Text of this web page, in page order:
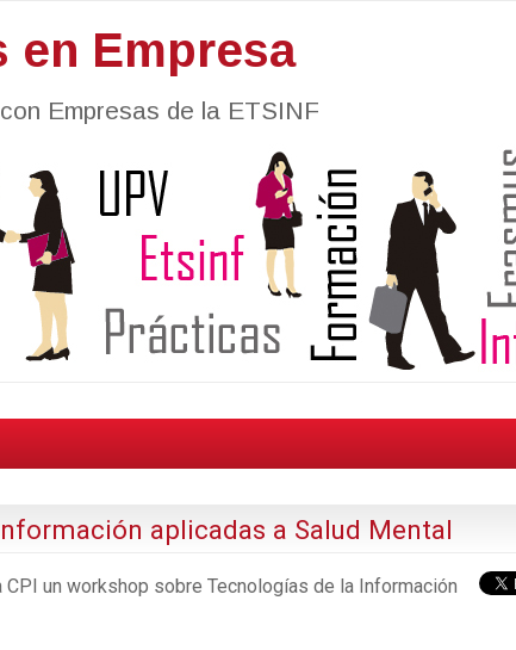
en Empresa
Empresas de la ETSINF
aplicadas a Salud Mental
un workshop sobre Tecnologías de la Información